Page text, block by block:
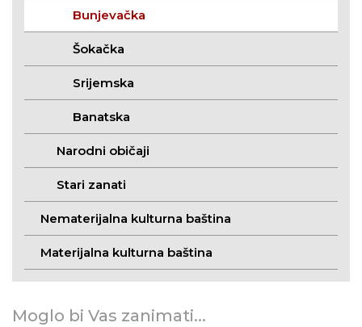
Bunjevačka
Šokačka
Srijemska
Banatska
Narodni običaji
Stari zanati
Nematerijalna kulturna baština
Materijalna kulturna baština
Moglo bi Vas zanimati...